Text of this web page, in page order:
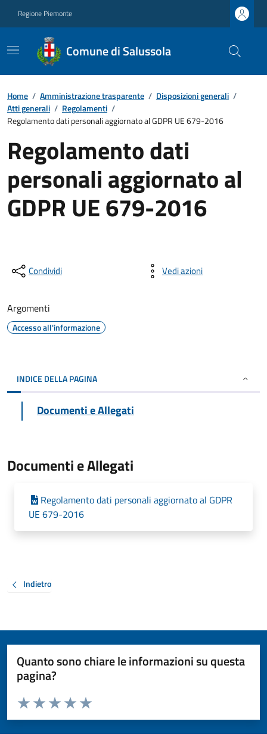
Regione Piemonte
Comune di Salussola
Home / Amministrazione trasparente / Disposizioni generali /
Atti generali / Regolamenti /
Regolamento dati personali aggiornato al GDPR UE 679-2016
Regolamento dati
personali aggiornato al
GDPR UE 679-2016
Condividi Vedi azioni
Argomenti
Accesso all'informazione
INDICE DELLA PAGINA
Documenti e Allegati
Documenti e Allegati
Regolamento dati personali aggiornato al GDPR
UE 679-2016
Indietro
Quanto sono chiare le informazioni su questa
pagina?
Valuta da 1 a 5 stelle la pagina
Valuta 5 stelle su 5
Valuta 4 stelle su 5
Valuta 3 stelle su 5
Valuta 2 stelle su 5
Valuta 1 stelle su 5